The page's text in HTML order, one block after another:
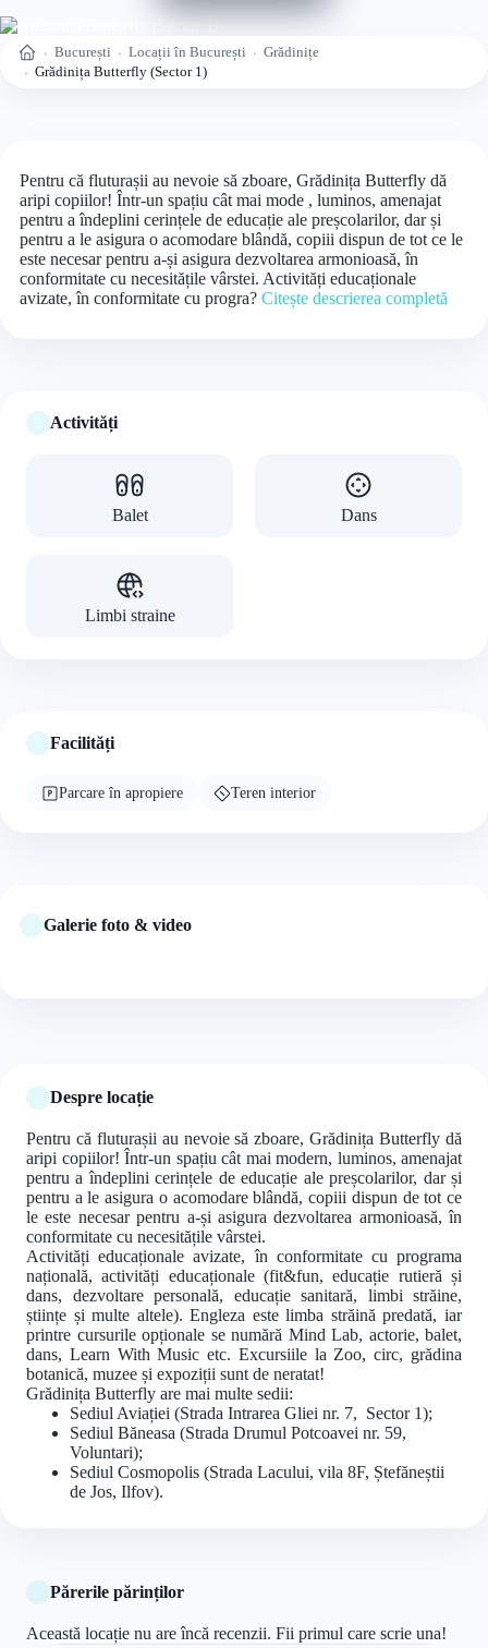
Acasă București Locații în București
Grădinițe
Grădinița Butterfly (Sector 1)
Pentru că fluturașii au nevoie să zboare, Grădinița Butterfly dă
aripi copiilor! Într-un spațiu cât mai mode , luminos, amenajat
pentru a îndeplini cerințele de educație ale preșcolarilor, dar și
pentru a le asigura o acomodare blândă, copiii dispun de tot ce le
este necesar pentru a-și asigura dezvoltarea armonioasă, în
conformitate cu necesitățile vârstei. Activități educaționale
avizate, în conformitate cu progra? Citește descrierea completă
Activități
Balet Dans
Limbi straine
Facilități
Parcare în apropiere Teren interior
Galerie foto & video
Despre locație
Pentru că fluturașii au nevoie să zboare, Grădinița Butterfly dă
aripi copiilor! Într-un spațiu cât mai modern, luminos, amenajat
pentru a îndeplini cerințele de educație ale preșcolarilor, dar și
pentru a le asigura o acomodare blândă, copiii dispun de tot ce
le este necesar pentru a-și asigura dezvoltarea armonioasă, în
conformitate cu necesitățile vârstei.
Activități educaționale avizate, în conformitate cu programa
națională, activități educaționale (fit&fun, educație rutieră și
dans, dezvoltare personală, educație sanitară, limbi străine,
științe și multe altele). Engleza este limba străină predată, iar
printre cursurile opționale se numără Mind Lab, actorie, balet,
dans, Learn With Music etc. Excursiile la Zoo, circ, grădina
botanică, muzee și expoziții sunt de neratat!
Grădinița Butterfly are mai multe sedii:
Sediul Aviației (Strada Intrarea Gliei nr. 7, Sector 1);
Sediul Băneasa (Strada Drumul Potcoavei nr. 59,
Voluntari);
Sediul Cosmopolis (Strada Lacului, vila 8F, Ștefăneștii
de Jos, Ilfov).
Părerile părinților
Această locație nu are încă recenzii. Fii primul care scrie una!